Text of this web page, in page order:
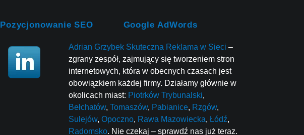
Pozycjonowanie SEO Google AdWords
Adrian Grzybek Skuteczna Reklama w Sieci –
zgrany zespół, zajmujący się tworzeniem stron
internetowych, która w obecnych czasach jest
obowiązkiem każdej firmy. Działamy głównie w
okolicach miast: Piotrków Trybunalski,
Bełchatów, Tomaszów, Pabianice, Rzgów,
Sulejów, Opoczno, Rawa Mazowiecka, Łódź,
Radomsko. Nie czekaj – sprawdź nas już teraz.